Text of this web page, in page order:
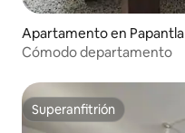
Apartamento en Papantla
Cómodo departamento
Superanfitrión
Superanfitrión